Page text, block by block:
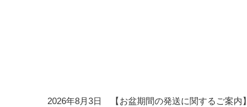
2026年8月3日 【お盆期間の発送に関するご案内】